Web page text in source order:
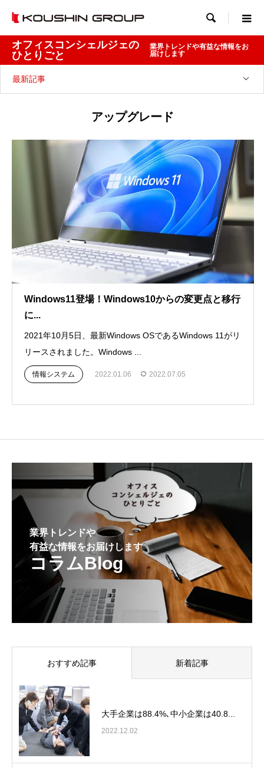

オフィスコンシェルジェの
ひとりごと
業界トレンドや有益な情報をお
届けします
最新記事
アップグレード
Windows11登場！Windows10からの変更点と移行
に...
2021年10月5日、最新Windows OSであるWindows 11がリ
リースされました。Windows ...
情報システム 2022.01.06 2022.07.05
業界トレンドや
有益な情報をお届けします
コラムBlog
おすすめ記事 新着記事
大手企業は88.4%､中小企業は40.8...
2022.12.02